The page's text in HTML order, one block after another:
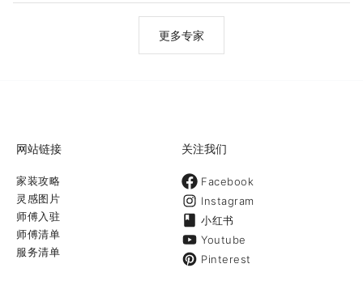
更多专家
网站链接
家装攻略
灵感图片
师傅入驻
师傅清单
服务清单
关注我们
Facebook
Instagram
小红书
Youtube
Pinterest